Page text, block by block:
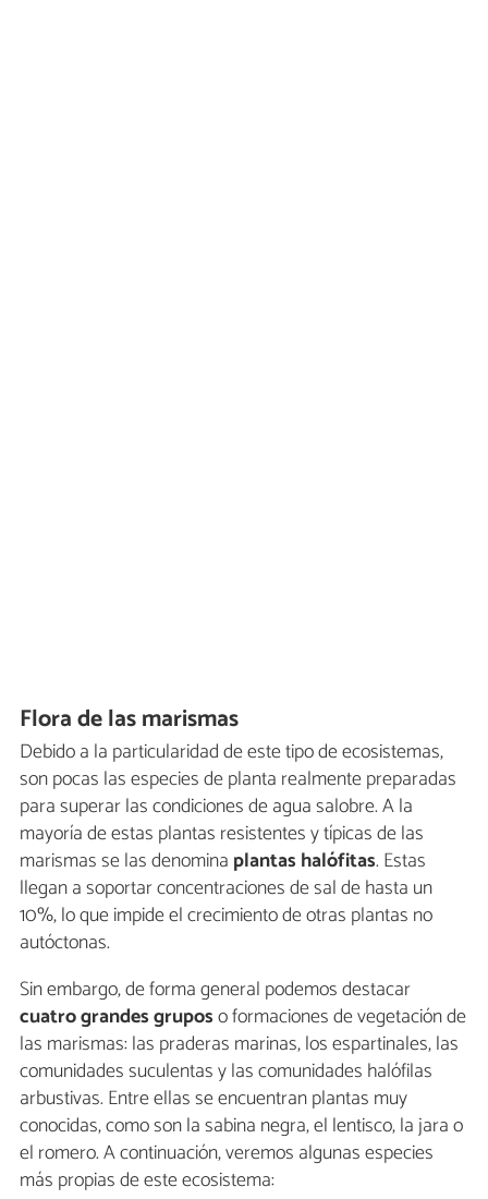
Flora de las marismas
Debido a la particularidad de este tipo de ecosistemas,
son pocas las especies de planta realmente preparadas
para superar las condiciones de agua salobre. A la
mayoría de estas plantas resistentes y típicas de las
marismas se las denomina plantas halófitas. Estas
llegan a soportar concentraciones de sal de hasta un
10%, lo que impide el crecimiento de otras plantas no
autóctonas.
Sin embargo, de forma general podemos destacar
cuatro grandes gruposo formaciones de vegetación de
las marismas: las praderas marinas, los espartinales, las
comunidades suculentas y las comunidades halófilas
arbustivas. Entre ellas se encuentran plantas muy
conocidas, como son la sabina negra, el lentisco, la jara o
el romero. A continuación, veremos algunas especies
más propias de este ecosistema: